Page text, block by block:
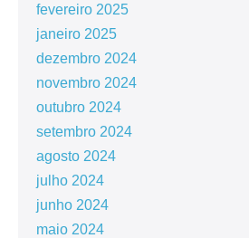
fevereiro 2025
janeiro 2025
dezembro 2024
novembro 2024
outubro 2024
setembro 2024
agosto 2024
julho 2024
junho 2024
maio 2024